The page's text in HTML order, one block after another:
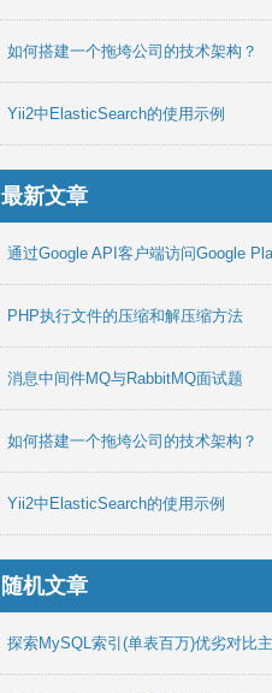
如何搭建一个拖垮公司的技术架构？
Yii2中ElasticSearch的使用示例
最新文章
通过Google API客户端访问Google
PHP执行文件的压缩和解压缩方法
消息中间件MQ与RabbitMQ面试题
如何搭建一个拖垮公司的技术架构？
Yii2中ElasticSearch的使用示例
随机文章
探索MySQL索引(单表百万)优劣对比